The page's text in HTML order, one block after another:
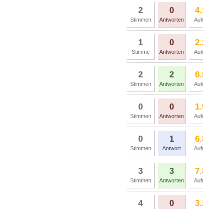
2
Stimmen
0
Antworten
1
Stimme
0
Antworten
2
Stimmen
2
Antworten
0
Stimmen
0
Antworten
0
Stimmen
1
Antwort
3
Stimmen
3
Antworten
4 0